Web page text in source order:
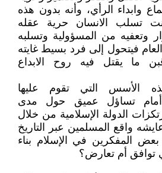
وابداء الرأي، وأنه بدون هذه
تسلب الانسان حرية عقله
وتعفيه من المسؤولية وتسلبه
فيتحول إلى فرد بسيط غايته
ما يقتل فيه روح الابداع
الأسس التي تقوم عليها
أمام تساؤل عميق حول مدى
الدولة الإسلامية من خلال
واقع المسلمين عبر التاريخ
المفكرين في الإسلام بناء
توافق أم تعارض؟